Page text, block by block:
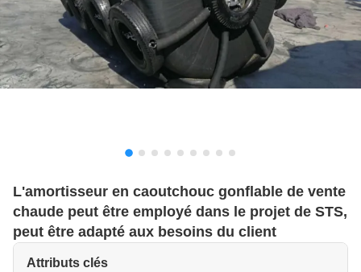
L'amortisseur en caoutchouc gonflable de vente
chaude peut être employé dans le projet de STS,
peut être adapté aux besoins du client
Attributs clés